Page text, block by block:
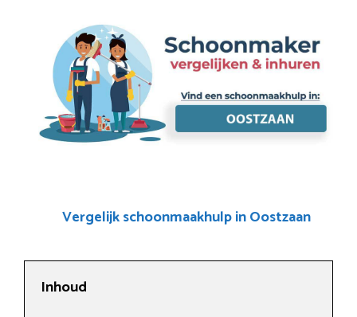
Vergelijk schoonmaakhulp in Oostzaan
Inhoud